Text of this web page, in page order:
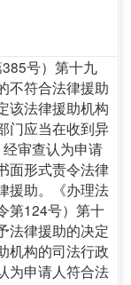
385号）第十九
不符合法律援助
该法律援助机构
门应当在收到异
审查认为申请
面形式责令法律
援助。《办理法
第124号）第十
法律援助的决定
机构的司法行政
为申请人符合法